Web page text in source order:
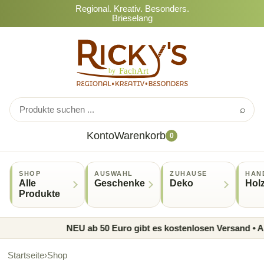
Regional. Kreativ. Besonders.
Brieselang
⌕
KontoWarenkorb 0
SHOP
Alle
Produkte
AUSWAHL
Geschenke
ZUHAUSE
Deko
NEU ab 50 Euro gibt es kostenlosen Versand •
Startseite›Shop